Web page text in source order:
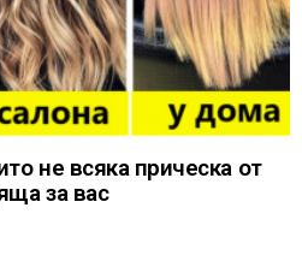
не всяка прическа от
за вас